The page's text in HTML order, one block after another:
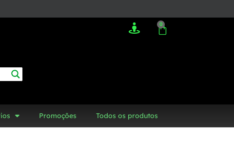
0
Promoções Todos os produtos